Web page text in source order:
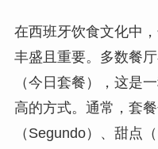
在西班牙饮食文化中
丰盛且重要。多数餐
（今日套餐），这是
高的方式。通常，套
（Segundo）、甜点